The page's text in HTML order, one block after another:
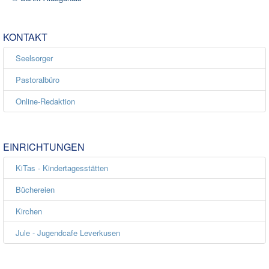
KONTAKT
Seelsorger
Pastoralbüro
Online-Redaktion
EINRICHTUNGEN
KiTas - Kindertagesstätten
Büchereien
Kirchen
Jule - Jugendcafe Leverkusen